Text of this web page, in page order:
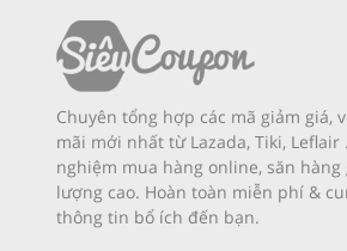
Chuyên tổng hợp các mã giảm giá,
mãi mới nhất từ Lazada, Tiki, Leflair
nghiệm mua hàng online, săn hàng
lượng cao. Hoàn toàn miễn phí &
thông tin bổ ích đến bạn.